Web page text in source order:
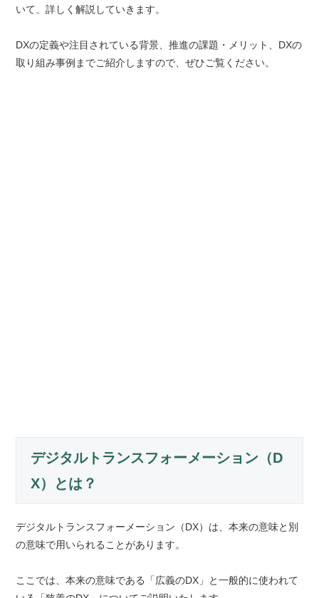
いて、詳しく解説していきます。
DXの定義や注目されている背景、推進の課題・メリット、DXの
取り組み事例までご紹介しますので、ぜひご覧ください。
デジタルトランスフォーメーション（D
X）とは？
デジタルトランスフォーメーション（DX）は、本来の意味と別
の意味で用いられることがあります。
ここでは、本来の意味である「広義のDX」と一般的に使われて